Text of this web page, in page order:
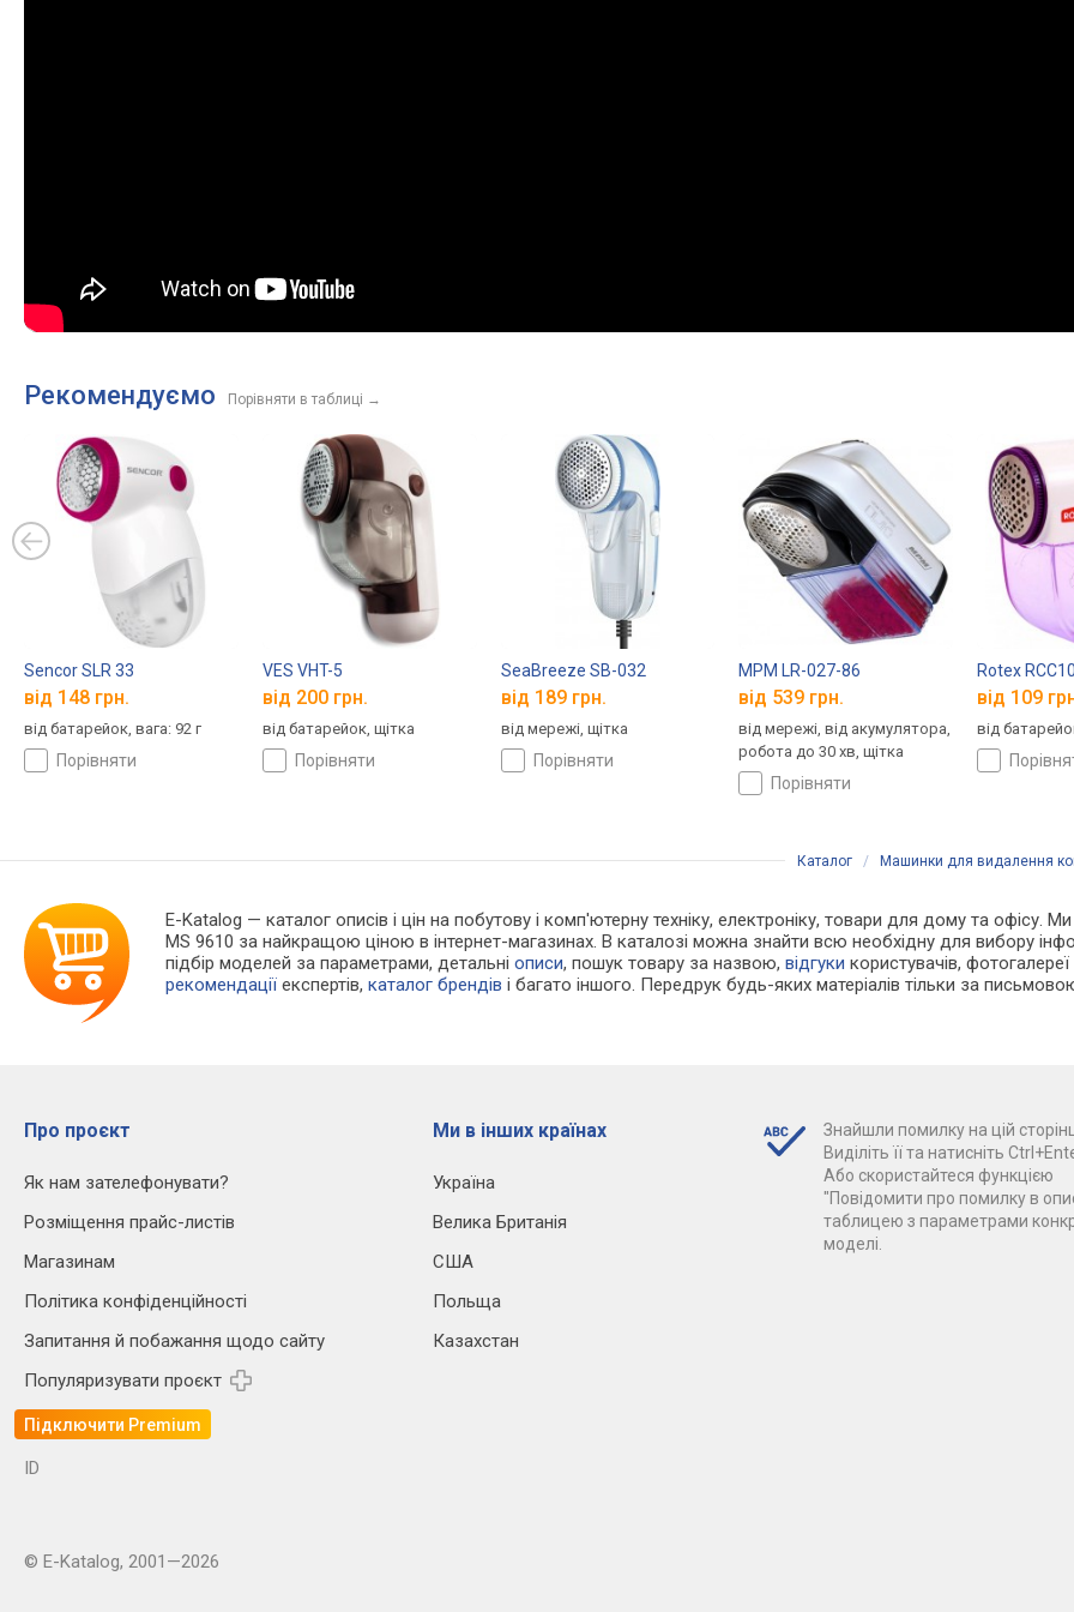
Рекомендуємо Порівняти в таблиці →
Sencor SLR 33
від 148 грн.
від батарейок, вага: 92 г
порівняти
VES VHT-5
від 200 грн.
від батарейок, щітка
порівняти
SeaBreeze SB-032
від 189 грн.
від мережі, щітка
порівняти
MPM LR-027-86
від 539 грн.
від мережі, від акумулятора,
робота до 30 хв, щітка
порівняти
Rotex
від 109
від
Каталог / Машинки для видалення
E-Katalog — каталог описів і цін на побутову і комп'ютерну техніку, електроніку, товари для дому та
MS 9610 за найкращою ціною в інтернет-магазинах. В каталозі можна знайти всю необхідну для вибору
підбір моделей за параметрами, детальніописи, пошук товару за назвою,відгуки користувачів, фотогалереї
рекомендації експертів,каталог брендів і багато іншого. Передрук будь-яких матеріалів тільки за
Про проєкт
Як нам зателефонувати?
Розміщення прайс-листів
Магазинам
Політика конфіденційності
Запитання й побажання щодо сайту
Популяризувати проєкт
Підключити Premium
Ми в інших країнах
Україна
Велика Британія
США
Польща
Казахстан
Знайшли помилку на цій
Виділіть її та натисніть
Або скористайтеся функцією
"Повідомити про помилку в
таблицею з параметрами
моделі.
ID
© E-Katalog, 2001—2026